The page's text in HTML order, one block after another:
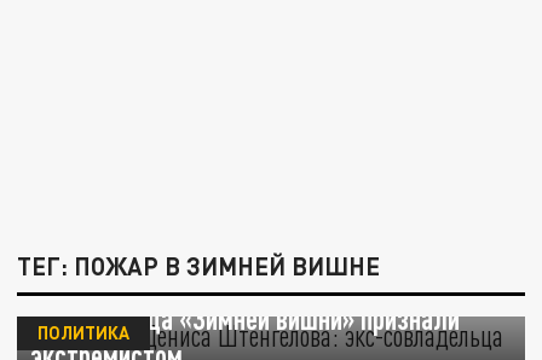
ТЕГ: ПОЖАР В ЗИМНЕЙ ВИШНЕ
Биография Дениса Штенгелова: экс-
совладельца «Зимней вишни» признали
ПОЛИТИКА